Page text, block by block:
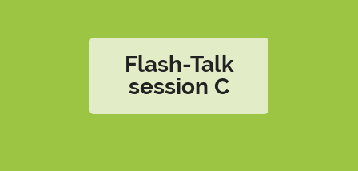
Flash-Talk
session C